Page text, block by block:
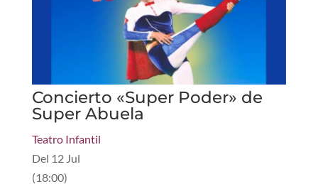
Concierto «Super Poder» de
Super Abuela
Teatro Infantil
Del 12 Jul
(18:00)